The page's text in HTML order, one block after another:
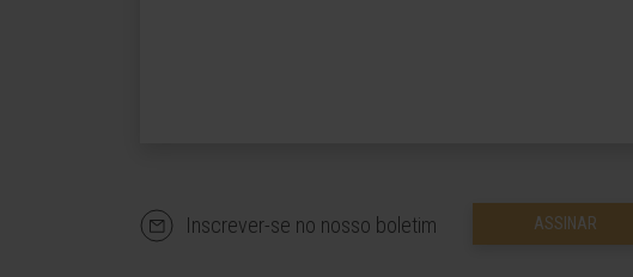
Inscrever-se no nosso boletim ASSINAR